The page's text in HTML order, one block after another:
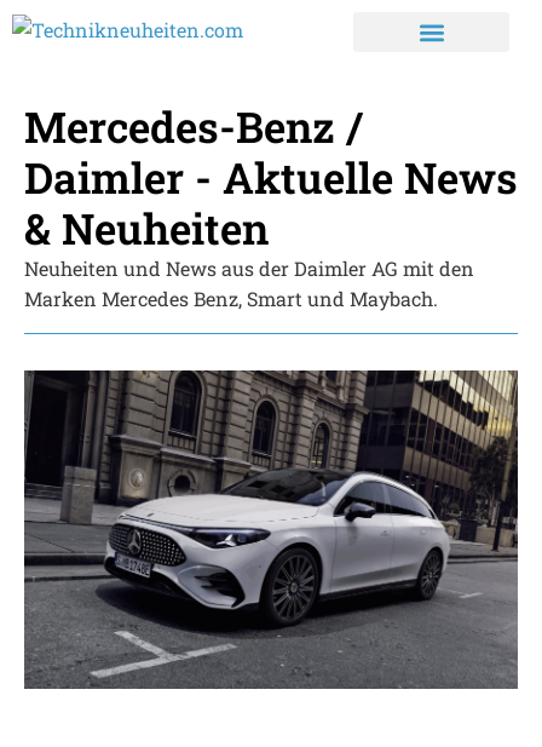
Mercedes-Benz /
Daimler - Aktuelle News
& Neuheiten
Neuheiten und News aus der Daimler AG mit den
Marken Mercedes Benz, Smart und Maybach.